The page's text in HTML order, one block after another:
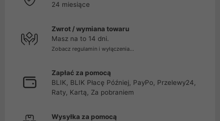
24 miesiące
Zwrot / wymiana towaru
Masz na to 14 dni.
Zobacz regulamin i wyłączenia...
Zapłać za pomocą
BLIK, BLIK Płacę Później, PayPo, Przelewy24,
Raty, Kartą, Za pobraniem
Wysyłka za pomocą